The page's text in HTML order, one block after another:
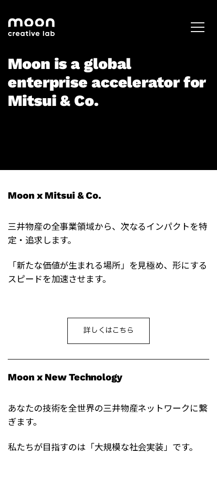
HOME
CAREERS
LEADERSHIP
Moon is a global
enterprise accelerator for
Mitsui & Co.
Moon x Mitsui & Co.
三井物産の全事業領域から、次なるインパクトを特
定・追求します。
「新たな価値が生まれる場所」を見極め、形にする
スピードを加速させます。
詳しくはこちら
Moon x New Technology
あなたの技術を全世界の三井物産ネットワークに繋
ぎます。
私たちが目指すのは「大規模な社会実装」です。